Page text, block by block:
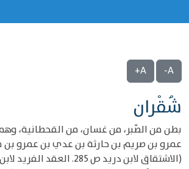
A-
A+
شُقْران
بطن من الصّبر، من غسان، من القحطانية،
عمرو بن صريم بن حارثة بن عدي بن عمرو بن